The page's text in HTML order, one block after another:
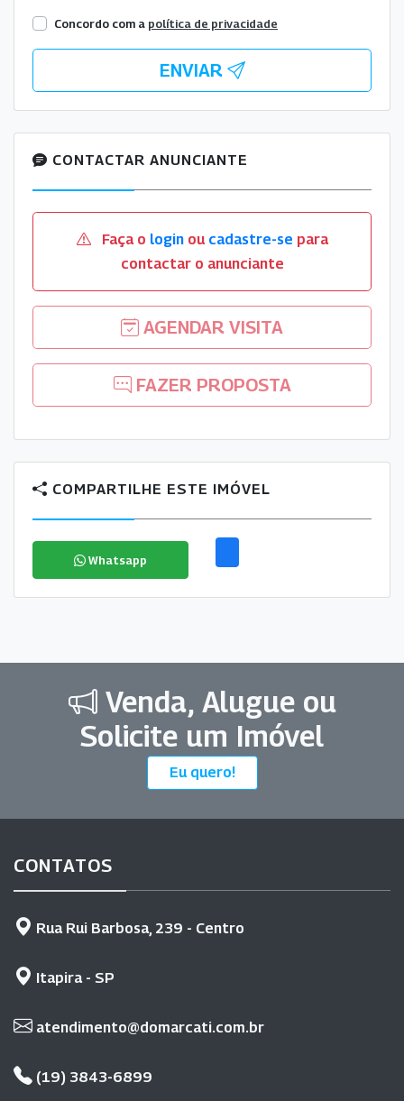
Concordo com a política de privacidade
ENVIAR
CONTACTAR ANUNCIANTE
Faça o loginou cadastre-se para
contactar o anunciante
AGENDAR VISITA
FAZER PROPOSTA
COMPARTILHE ESTE IMÓVEL
Whatsapp
Venda, Alugue ou
Solicite um Imóvel
Eu quero!
CONTATOS
Rua Rui Barbosa, 239 - Centro
Itapira - SP
atendimento@domarcati.com.br
(19) 3843-6899